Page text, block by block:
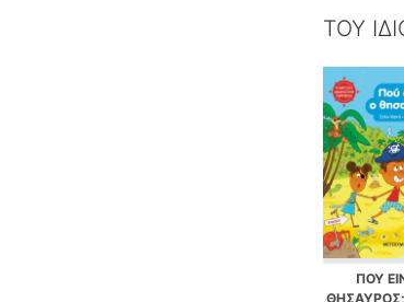
ΤΟΥ
ΠΟΥ